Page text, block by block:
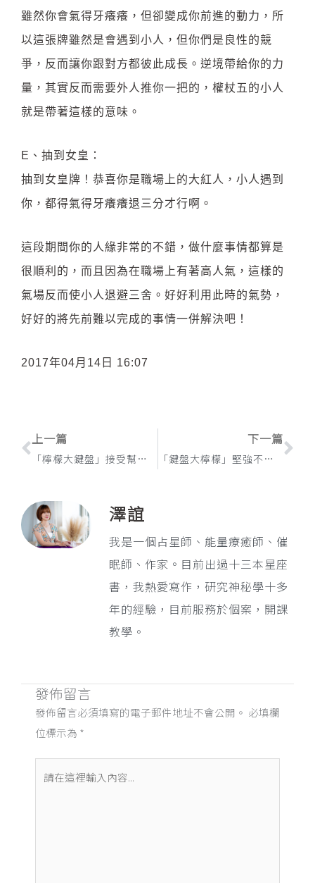
雖然你會氣得牙癢癢，但卻變成你前進的動力，所
以這張牌雖然是會遇到小人，但你們是良性的競
爭，反而讓你跟對方都彼此成長。逆境帶給你的力
量，其實反而需要外人推你一把的，權杖五的小人
就是帶著這樣的意味。
E、抽到女皇：
抽到女皇牌！恭喜你是職場上的大紅人，小人遇到
你，都得氣得牙癢癢退三分才行啊。
這段期間你的人緣非常的不錯，做什麼事情都算是
很順利的，而且因為在職場上有著高人氣，這樣的
氣場反而使小人退避三舍。好好利用此時的氣勢，
好好的將先前難以完成的事情一併解決吧！
2017年04月14日 16:07
上一頁
上一篇
「檸檬大鍵盤」接受幫助是好命的開始， 愛逞強「女超人症候群」星座TOP5
下一篇
「鍵盤大檸檬」堅強不是病，病起來要人命之星座排行榜
下
澤誼
我是一個占星師、能量療癒師、催
眠師、作家。目前出過十三本星座
書，我熱愛寫作，研究神秘學十多
年的經驗，目前服務於個案，開課
教學。
發佈留言
發佈留言必須填寫的電子郵件地址不會公開。 必填欄
位標示為 *